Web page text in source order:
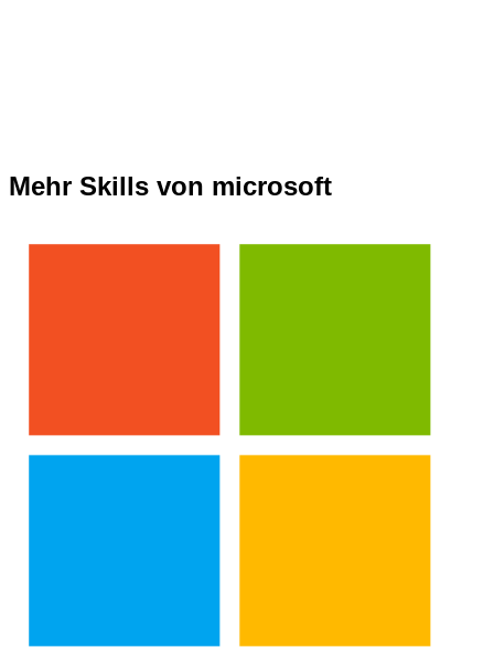
Mehr Skills von microsoft